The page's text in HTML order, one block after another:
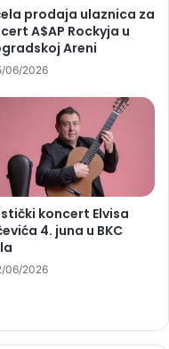
prodaja ulaznica za
A$AP Rockyja u
Areni
06/2026
koncert Elvisa
4. juna u BKC
06/2026